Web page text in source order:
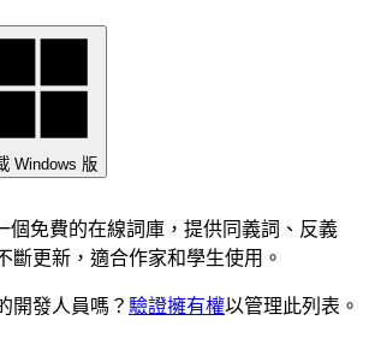
Windows 版
個免費的在線詞庫，提供同義詞、反義
斷更新，適合作家和學生使用。
開發人員嗎？ 驗證擁有權以管理此列表。